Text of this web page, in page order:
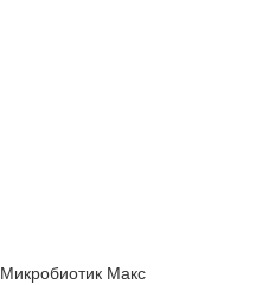
Микробиотик Макс